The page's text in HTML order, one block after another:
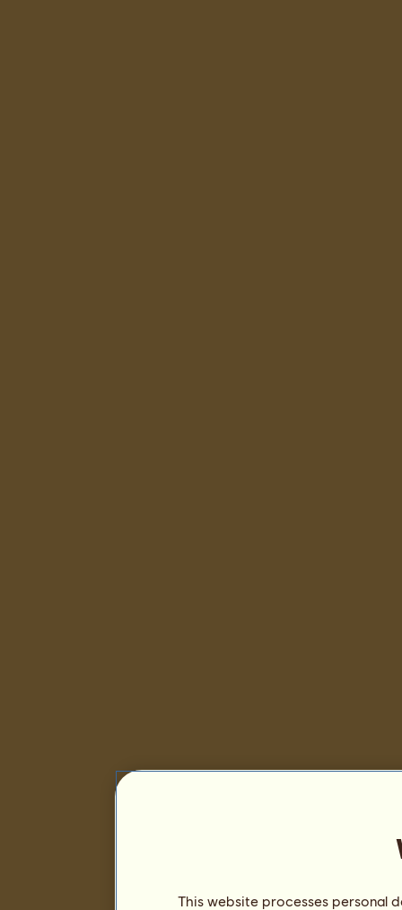
This website processes personal